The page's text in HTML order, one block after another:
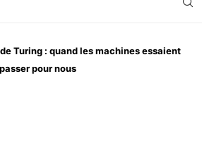
Turing : quand les machines essaient
pour nous